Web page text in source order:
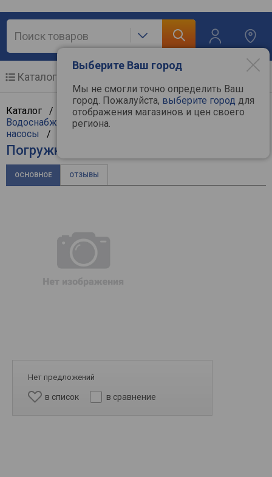
Выберите Ваш город
Мы не смогли точно определить Ваш
город. Пожалуйста, выберите город для
отображения магазинов и цен своего
региона.
Каталог
Каталог / Климат, отопление и водоснабжение/
Водоснабжение и насосы
насосы
/
Погружной насос Patriot F 400
ОСНОВНОЕ ОТЗЫВЫ
Нет предложений
в список в сравнение